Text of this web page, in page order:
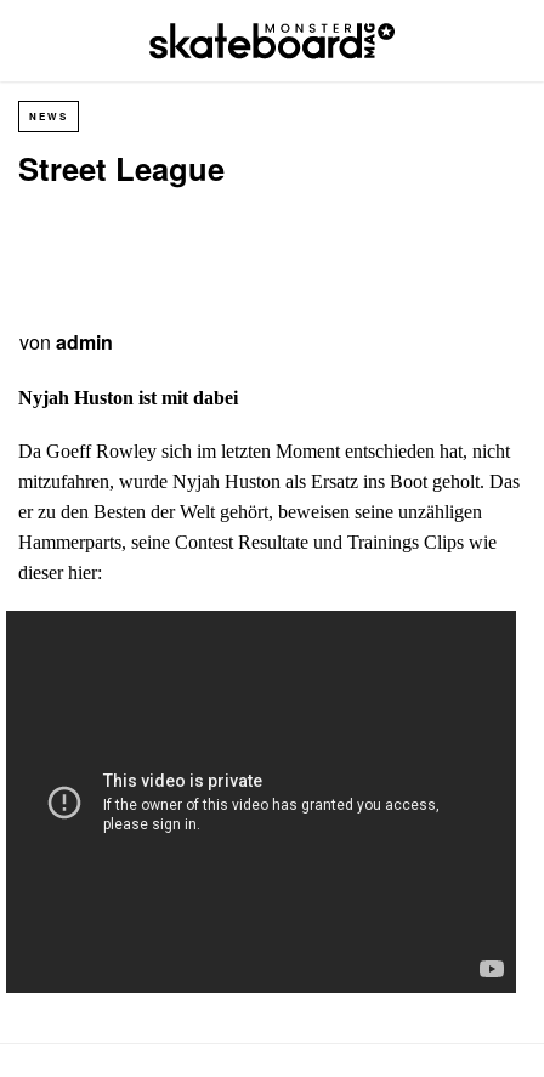
NEWS
Street League
von admin
Nyjah Huston ist mit dabei
Da Goeff Rowley sich im letzten Moment entschieden hat, nicht
mitzufahren, wurde Nyjah Huston als Ersatz ins Boot geholt. Das
er zu den Besten der Welt gehört, beweisen seine unzähligen
Hammerparts, seine Contest Resultate und Trainings Clips wie
dieser hier: